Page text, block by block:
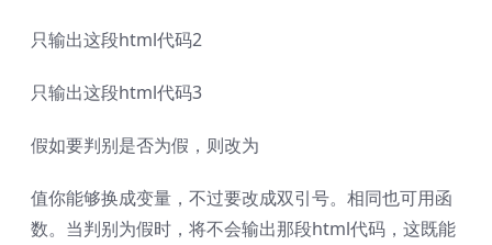
只输出这段html代码2
只输出这段html代码3
假如要判别是否为假，则改为
值你能够换成变量，不过要改成双引号。相同也可用函
数。当判别为假时，将不会输出那段html代码，这既能